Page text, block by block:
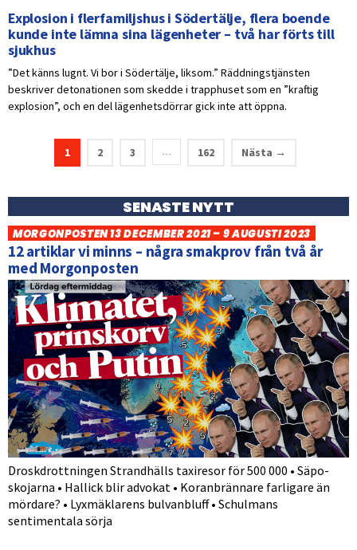
Explosion i flerfamiljshus i Södertälje, flera boende
kunde inte lämna sina lägenheter – två har förts till
sjukhus
”Det känns lugnt. Vi bor i Södertälje, liksom.” Räddningstjänsten
beskriver detonationen som skedde i trapphuset som en ”kraftig
explosion”, och en del lägenhetsdörrar gick inte att öppna.
1 2 3 … 162 Nästa →
SENASTE NYTT
MORGONPOSTEN 13 DECEMBER 2021 – 9 AUGUSTI 2023
12 artiklar vi minns – några smakprov från två år
med Morgonposten
Droskdrottningen Strandhälls taxiresor för 500 000 • Säpo-
skojarna • Hallick blir advokat • Koranbrännare farligare än
mördare? • Lyxmäklarens bulvanbluff • Schulmans
sentimentala sörja